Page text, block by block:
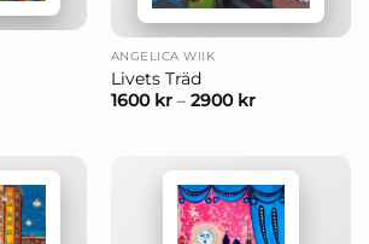
ANGELICA WIIK
Livets Träd
1600 kr– 2900 kr